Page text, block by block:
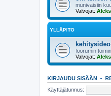
munivaisiin
Valvojat:
YLLÄPITO
foorumin
Valvojat:
KIRJAUDU SISÄÄN •
Käyttäjätunnus: